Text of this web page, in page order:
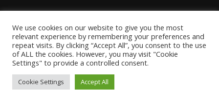
Protectia consumatorului
Copyright 2026 L.E.M. Medicine - Site by
We use cookies on our website to give you the most
relevant experience by remembering your preferences and
repeat visits. By clicking “Accept All”, you consent to the use
of ALL the cookies. However, you may visit "Cookie
Settings" to provide a controlled consent.
Cookie Settings Accept All